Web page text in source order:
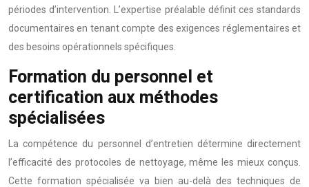
périodes d’intervention. L’expertise préalable définit ces standards
documentaires en tenant compte des exigences réglementaires et
des besoins opérationnels spécifiques.
Formation du personnel et
certification aux méthodes
spécialisées
La compétence du personnel d’entretien détermine directement
l’efficacité des protocoles de nettoyage, même les mieux conçus.
Cette formation spécialisée va bien au-delà des techniques de